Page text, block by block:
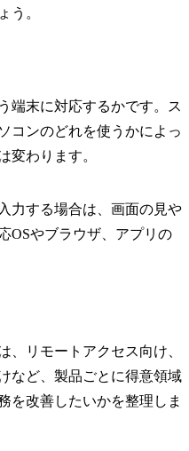
う。
端末に対応するかです。ス
コンのどれを使うかによっ
変わります。
力する場合は、画面の見や
OSやブラウザ、アプリの
、リモートアクセス向け、
など、製品ごとに得意領域
を改善したいかを整理しま